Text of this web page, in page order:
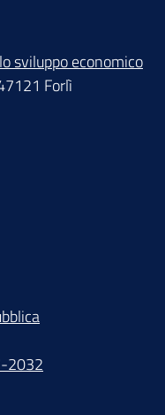
sviluppo economico
Forlì
2032